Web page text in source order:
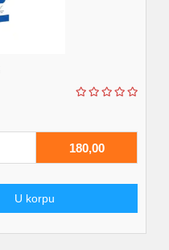
180,00
U korpu